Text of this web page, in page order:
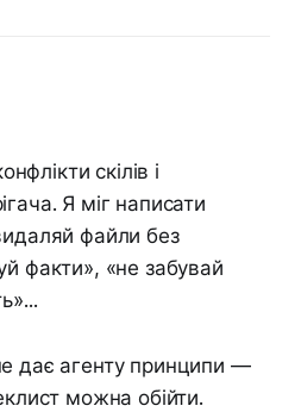
скілів і
Я міг написати
файли без
факти», «не забувай
дає агенту принципи —
можна обійти.